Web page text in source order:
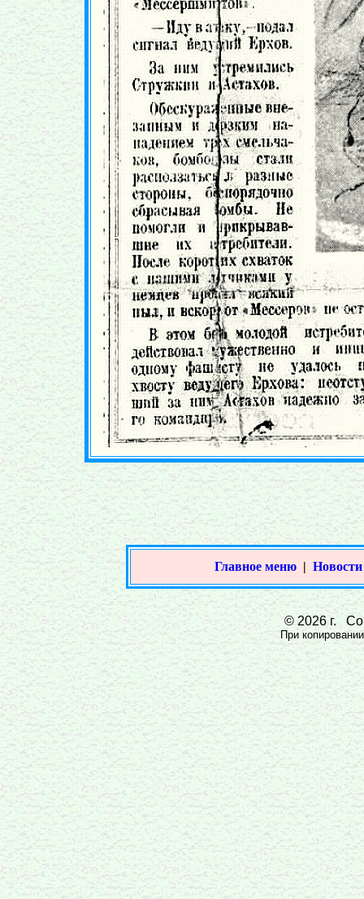
Главное меню | Новости
© 2026 г.
При